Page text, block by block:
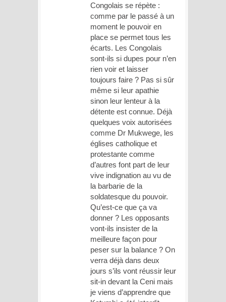
Congolais se répète :
comme par le passé à un
moment le pouvoir en
place se permet tous les
écarts. Les Congolais
sont-ils si dupes pour n’en
rien voir et laisser
toujours faire ? Pas si sûr
même si leur apathie
sinon leur lenteur à la
détente est connue. Déjà
quelques voix autorisées
comme Dr Mukwege, les
églises catholique et
protestante comme
d’autres font part de leur
vive indignation au vu de
la barbarie de la
soldatesque du pouvoir.
Qu’est-ce que ça va
donner ? Les opposants
vont-ils insister de la
meilleure façon pour
peser sur la balance ? On
verra déjà dans deux
jours s’ils vont réussir leur
sit-in devant la Ceni mais
je viens d’apprendre que